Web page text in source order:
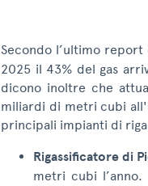
Secondo l’ultimo report
2025 il 43% del gas
dicono inoltre che
miliardi di metri cubi
principali impianti di
Rigassificatore di
metri cubi